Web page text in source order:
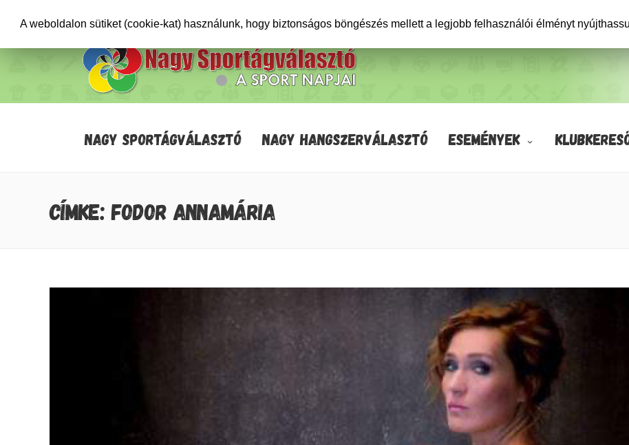
NAGY SPORTÁGVÁLASZTÓ NAGY HANGSZERVÁLASZTÓ ESEMÉNYEK
CÍMKE: FODOR ANNAMÁRIA
A weboldalon sütiket (cookie-kat) használunk, hogy biztonságos böngészés mellett a legjobb felhasználói élményt